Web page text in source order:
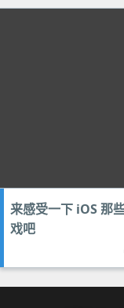
来感受一下 iOS 那
戏吧